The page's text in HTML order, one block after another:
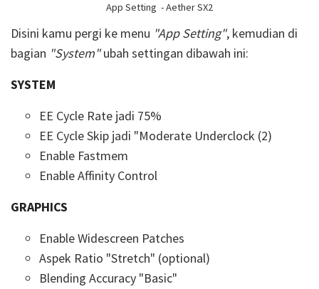
App Setting - Aether SX2
Disini kamu pergi ke menu "App Setting", kemudian di
bagian "System"ubah settingan dibawah ini:
SYSTEM
EE Cycle Rate jadi 75%
EE Cycle Skip jadi "Moderate Underclock (2)
Enable Fastmem
Enable Affinity Control
GRAPHICS
Enable Widescreen Patches
Aspek Ratio "Stretch" (optional)
Blending Accuracy "Basic"